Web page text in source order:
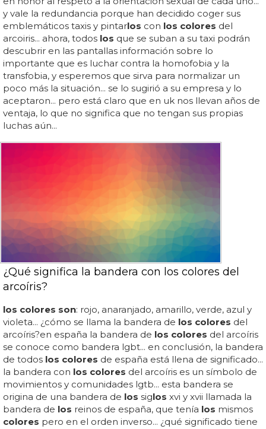
y vale la redundancia porque han decidido coger sus
emblemáticos taxis y pintarlos con los colores del
arcoiris... ahora, todos los que se suban a su taxi podrán
descubrir en las pantallas información sobre lo
importante que es luchar contra la homofobia y la
transfobia, y esperemos que sirva para normalizar un
poco más la situación... se lo sugirió a su empresa y lo
aceptaron... pero está claro que en uk nos llevan años de
ventaja, lo que no significa que no tengan sus propias
luchas aún...
¿Qué significa la bandera con los colores del
arcoíris?
los colores son: rojo, anaranjado, amarillo, verde, azul y
violeta... ¿cómo se llama la bandera de los colores del
arcoíris?en españa la bandera de los colores del arcoíris
se conoce como bandera lgbt... en conclusión, la bandera
de todos los colores de españa está llena de significado...
la bandera con los colores del arcoíris es un símbolo de
movimientos y comunidades lgtb... esta bandera se
origina de una bandera de los siglos xvi y xvii llamada la
bandera de los reinos de españa, que tenía los mismos
colores pero en el orden inverso... ¿qué significado tiene